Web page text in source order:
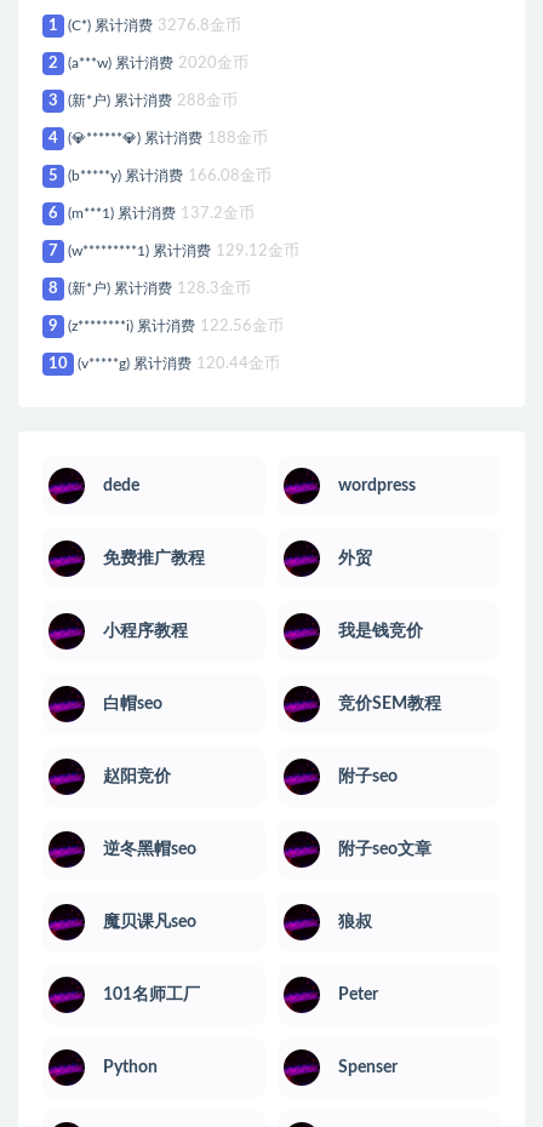
1 (C*) 累计消费 3276.8金币
2 (a***w) 累计消费 2020金币
3 (新*户) 累计消费 288金币
4 (💎******💎) 累计消费 188金币
5 (b*****y) 累计消费 166.08金币
6 (m***1) 累计消费 137.2金币
7 (w*********1) 累计消费 129.12金币
8 (新*户) 累计消费 128.3金币
9 (z********i) 累计消费 122.56金币
10 (v*****g) 累计消费 120.44金币
dede wordpress
免费推广教程 外贸
小程序教程 我是钱竞价
白帽seo 竞价SEM教程
赵阳竞价 附子seo
逆冬黑帽seo 附子seo文章
魔贝课凡seo 狼叔
101名师工厂 Peter
Python Spenser